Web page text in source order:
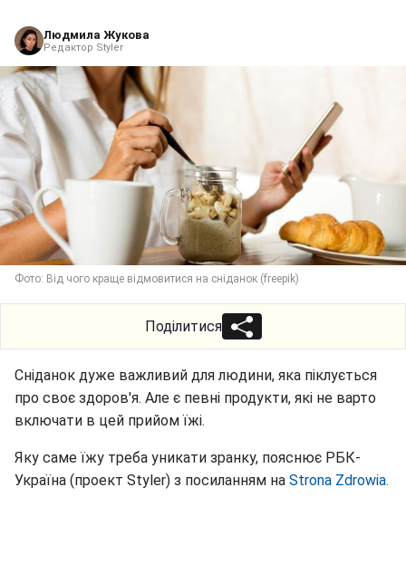
Людмила Жукова
Редактор Styler
Фото: Від чого краще відмовитися на сніданок (freepik)
Поділитися
Сніданок дуже важливий для людини, яка піклується
про своє здоров'я. Але є певні продукти, які не варто
включати в цей прийом їжі.
Яку саме їжу треба уникати зранку, пояснює РБК-
Україна (проект Styler) з посиланням на Strona Zdrowia.